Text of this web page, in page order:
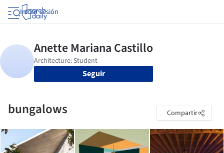
Iniciar sesión
Seguir
bungalows Compartir